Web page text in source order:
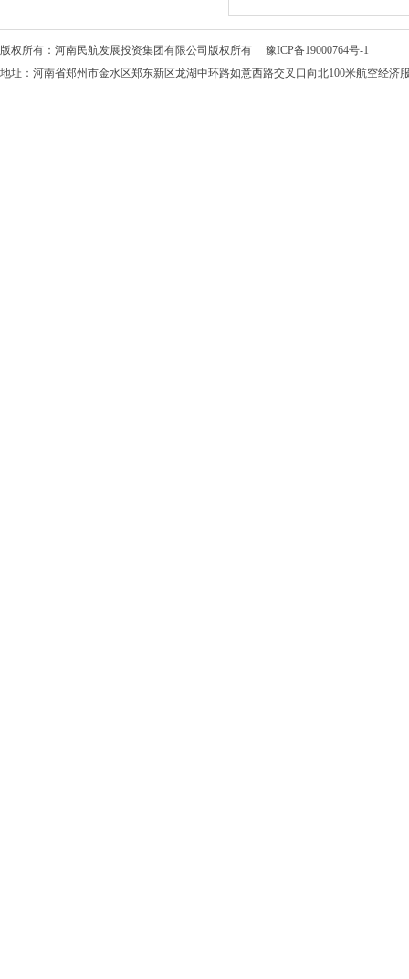
版权所有：河南民航发展投资集团有限公司版权所有 豫ICP备19000764号-1
地址：河南省郑州市金水区郑东新区龙湖中环路如意西路交叉口向北100米航空经济